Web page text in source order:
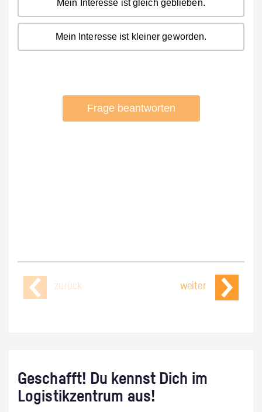
zurück weiter
Geschafft! Du kennst Dich im
Logistikzentrum aus!